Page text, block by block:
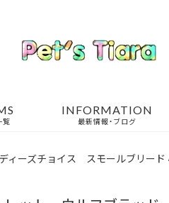
覧
INFORMATION
最新情報・ブログ
ィーズチョイス スモールブリー